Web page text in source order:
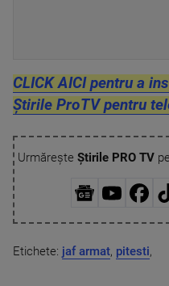
CLICK AICI pentru a
Știrile ProTV pentru
Urmărește Știrile PRO TV
Etichete: jaf armat, pitesti,